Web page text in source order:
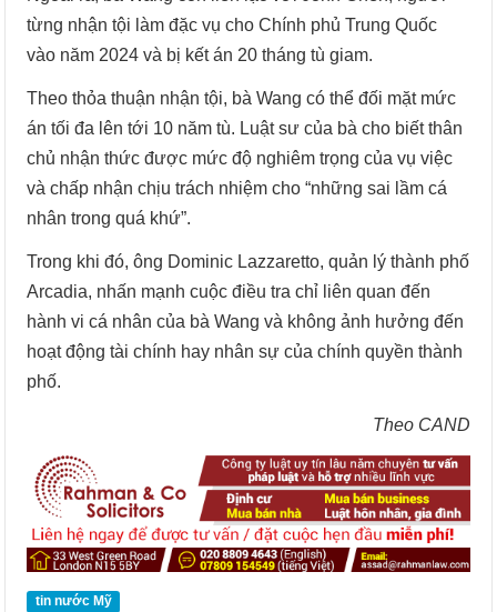
từng nhận tội làm đặc vụ cho Chính phủ Trung Quốc
vào năm 2024 và bị kết án 20 tháng tù giam.
Theo thỏa thuận nhận tội, bà Wang có thể đối mặt mức
án tối đa lên tới 10 năm tù. Luật sư của bà cho biết thân
chủ nhận thức được mức độ nghiêm trọng của vụ việc
và chấp nhận chịu trách nhiệm cho “những sai lầm cá
nhân trong quá khứ”.
Trong khi đó, ông Dominic Lazzaretto, quản lý thành phố
Arcadia, nhấn mạnh cuộc điều tra chỉ liên quan đến
hành vi cá nhân của bà Wang và không ảnh hưởng đến
hoạt động tài chính hay nhân sự của chính quyền thành
phố.
Theo CAND
tin nước Mỹ